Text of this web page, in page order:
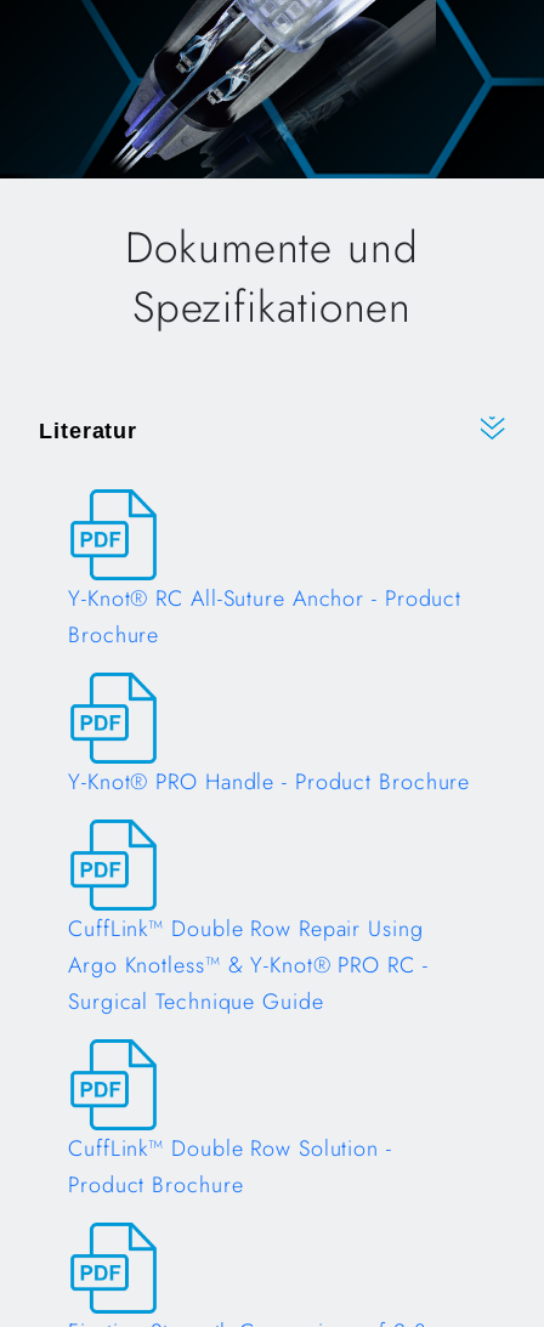
Dokumente und
Spezifikationen
Literatur
Y-Knot® RC All-Suture Anchor - Product
Brochure
Opens in a new tab
Y-Knot® PRO Handle - Product Brochure
Opens in a new tab
CuffLink™ Double Row Repair Using
Argo Knotless™ & Y-Knot® PRO RC -
Surgical Technique Guide
Opens in a new tab
CuffLink™ Double Row Solution -
Product Brochure
Opens in a new tab